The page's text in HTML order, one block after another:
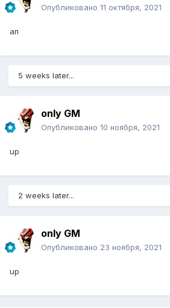
Опубликовано 11 октября, 2021
ап
5 weeks later...
only GM
Опубликовано 10 ноября, 2021
up
2 weeks later...
only GM
Опубликовано 23 ноября, 2021
up